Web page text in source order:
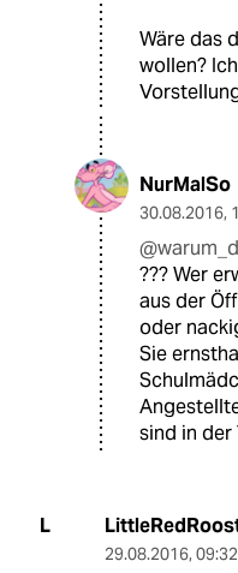
Wäre das
wollen?
NurMalSo
30.08.2016,
??? Wer
aus der
oder
Sie
sind in der
L
29.08.2016,